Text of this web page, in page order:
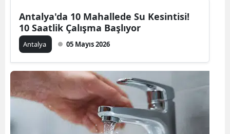
Antalya'da 10 Mahallede Su Kesintisi!
10 Saatlik Çalışma Başlıyor
Antalya 05 Mayıs 2026